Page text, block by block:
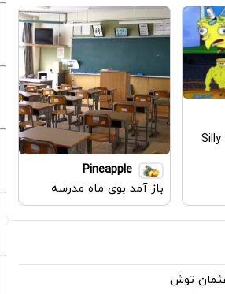
Pineapple
باز آمد بوی ماه مدرسه
عثمان ‌توش